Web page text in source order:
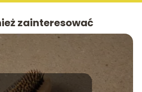
zainteresować